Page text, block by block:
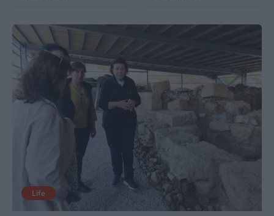
Life